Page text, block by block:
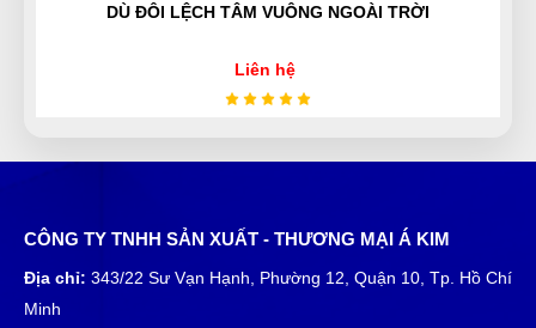
(Đánh giá 1 năm trước)
TV
(Đánh giá 1 năm trước)
DÙ ĐÔI LỆCH TÂM VUÔNG NGOÀI TRỜI
Liên hệ
CÔNG TY TNHH SẢN XUẤT - THƯƠNG MẠI Á KIM
Địa chỉ: 343/22 Sư Vạn Hạnh, Phường 12, Quận 10, Tp. Hồ Chí
Minh